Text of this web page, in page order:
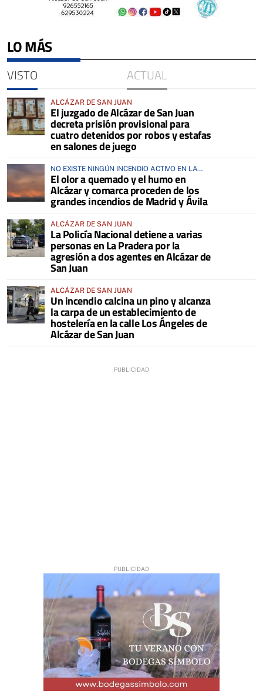
LO MÁS
VISTO ACTUAL
ALCÁZAR DE SAN JUAN
El juzgado de Alcázar de San Juan
decreta prisión provisional para
cuatro detenidos por robos y estafas
en salones de juego
NO EXISTE NINGÚN INCENDIO ACTIVO EN LA
COMARCA
El olor a quemado y el humo en
Alcázar y comarca proceden de los
grandes incendios de Madrid y Ávila
ALCÁZAR DE SAN JUAN
La Policía Nacional detiene a varias
personas en La Pradera por la
agresión a dos agentes en Alcázar de
San Juan
ALCÁZAR DE SAN JUAN
Un incendio calcina un pino y alcanza
la carpa de un establecimiento de
hostelería en la calle Los Ángeles de
Alcázar de San Juan